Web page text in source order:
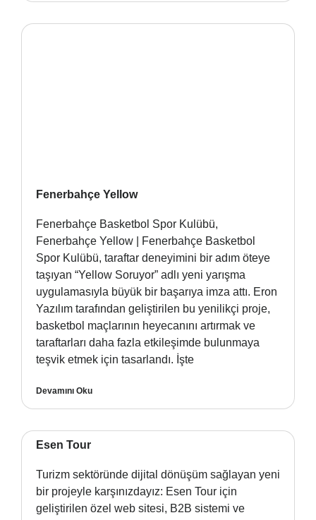
Fenerbahçe Yellow
Fenerbahçe Basketbol Spor Kulübü,
Fenerbahçe Yellow | Fenerbahçe Basketbol
Spor Kulübü, taraftar deneyimini bir adım öteye
taşıyan “Yellow Soruyor” adlı yeni yarışma
uygulamasıyla büyük bir başarıya imza attı. Eron
Yazılım tarafından geliştirilen bu yenilikçi proje,
basketbol maçlarının heyecanını artırmak ve
taraftarları daha fazla etkileşimde bulunmaya
teşvik etmek için tasarlandı. İşte
Devamını Oku
Esen Tour
Turizm sektöründe dijital dönüşüm sağlayan yeni
bir projeyle karşınızdayız: Esen Tour için
geliştirilen özel web sitesi, B2B sistemi ve